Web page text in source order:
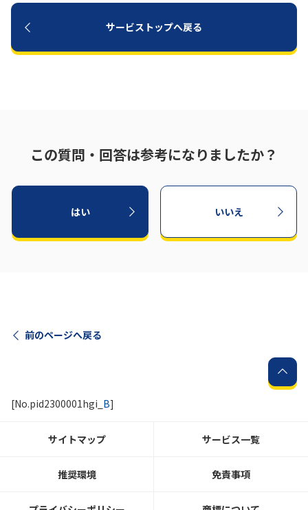
サービストップへ戻る
この質問・回答は参考になりましたか？
はい いいえ
前のページへ戻る
[No.pid2300001hgi_ B]
サイトマップ サービス一覧
推奨環境 免責事項